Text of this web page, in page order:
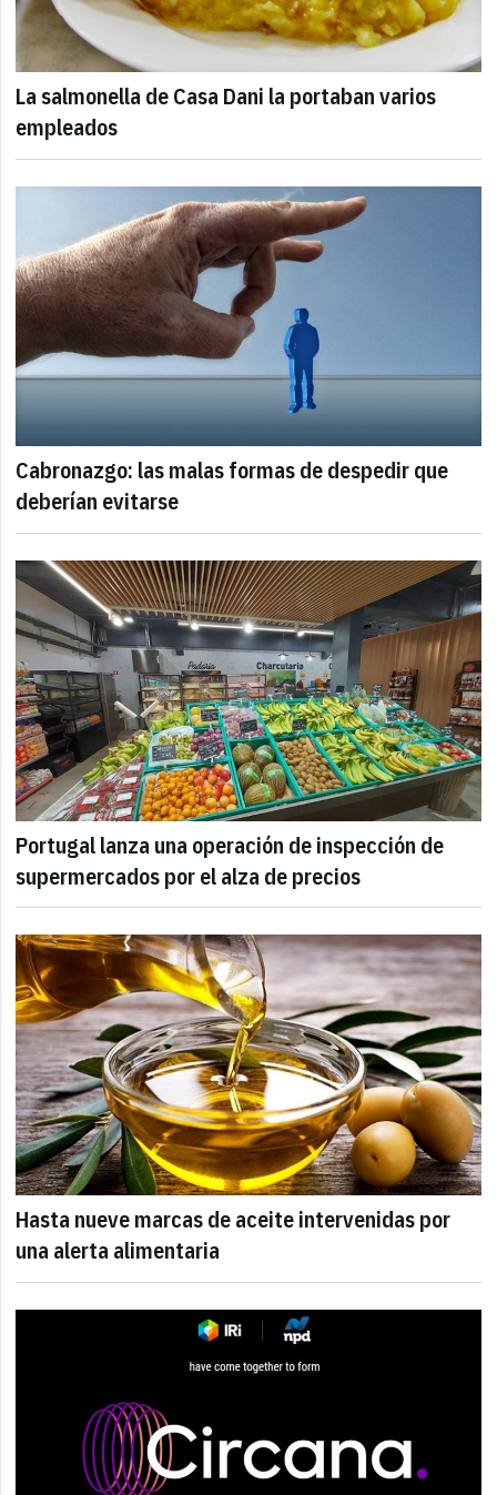
La salmonella de Casa Dani la portaban varios
empleados
Cabronazgo: las malas formas de despedir que
deberían evitarse
Portugal lanza una operación de inspección de
supermercados por el alza de precios
Hasta nueve marcas de aceite intervenidas por
una alerta alimentaria